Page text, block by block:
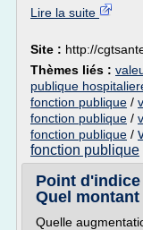
Lire la suite
Site : http://
Thèmes liés :
publique
fonction publique /
fonction publique /
fonction publique /
fonction publique
Point
Quel montant
Quelle